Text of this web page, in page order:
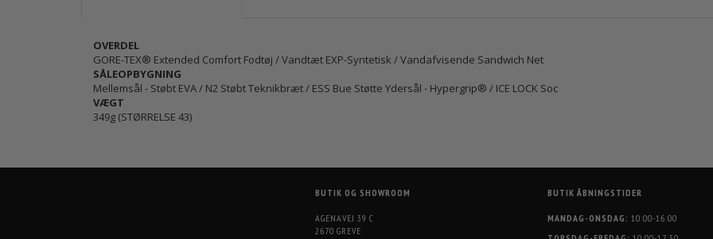
OVERDEL
GORE-TEX® Extended Comfort Fodtøj / Vandtæt EXP-Syntetisk / Vandafvisende Sandwich Net
SÅLEOPBYGNING
Mellemsål - Støbt EVA / N2 Støbt Teknikbræt / ESS Bue Støtte Ydersål - Hypergrip® / ICE LOCK Soc
VÆGT
349g (STØRRELSE 43)
BUTIK OG SHOWROOM
AGENAVEJ 39 C
2670 GREVE
BUTIK ÅBNINGSTIDER
MANDAG-ONSDAG: 10:00-16:00